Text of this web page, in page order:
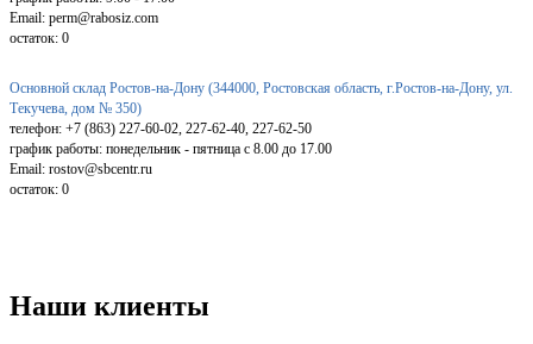
Email: perm@rabosiz.com
остаток: 0
Основной склад Ростов-на-Дону (344000, Ростовская область, г.Ростов-на-Дону, ул.
Текучева, дом № 350)
телефон: +7 (863) 227-60-02, 227-62-40, 227-62-50
график работы: понедельник - пятница с 8.00 до 17.00
Email: rostov@sbcentr.ru
остаток: 0
Наши клиенты